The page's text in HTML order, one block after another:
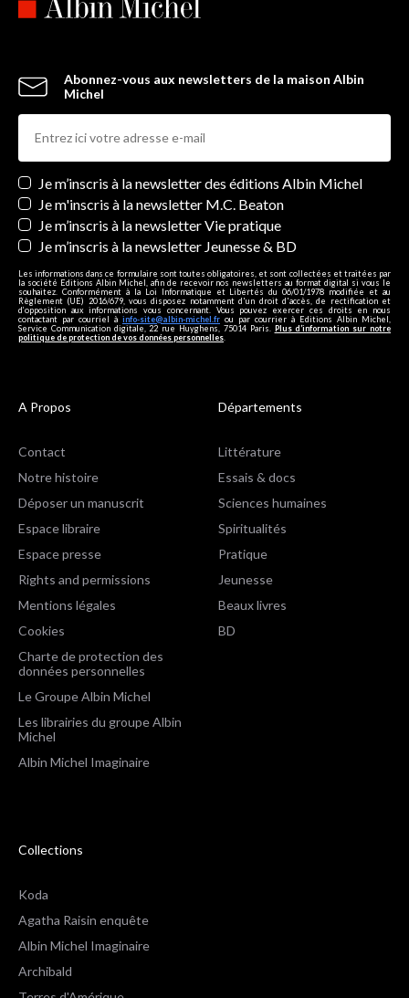
Abonnez-vous aux newsletters de la maison Albin
Michel
Newsletters
Je m’inscris à la newsletter des éditions Albin Michel
Je m'inscris à la newsletter M.C. Beaton
Je m’inscris à la newsletter Vie pratique
Je m’inscris à la newsletter Jeunesse & BD
Les informations dans ce formulaire sont toutes obligatoires, et sont collectées et traitées par
la société Editions Albin Michel, afin de recevoir nos newsletters au format digital si vous le
souhaitez. Conformément à la Loi Informatique et Libertés du 06/01/1978 modifiée et au
Règlement (UE) 2016/679, vous disposez notamment d'un droit d'accès, de rectification et
d’opposition aux informations vous concernant. Vous pouvez exercer ces droits en nous
contactant par courriel à info-site@albin-michel.fr ou par courrier à Editions Albin Michel,
Service Communication digitale, 22 rue Huyghens, 75014 Paris. Plus d’information sur notre
politique de protection de vos données personnelles
A Propos
Contact
Notre histoire
Déposer un manuscrit
Espace libraire
Espace presse
Rights and permissions
Mentions légales
Cookies
Charte de protection des
données personnelles
Le Groupe Albin Michel
Les librairies du groupe Albin
Michel
Albin Michel Imaginaire
Départements
Littérature
Essais & docs
Sciences humaines
Spiritualités
Pratique
Jeunesse
Beaux livres
BD
Collections
Koda
Agatha Raisin enquête
Albin Michel Imaginaire
Archibald